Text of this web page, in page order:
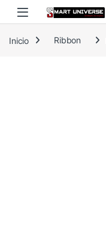
Skip to navigation
Skip to content
Inicio Ribbon